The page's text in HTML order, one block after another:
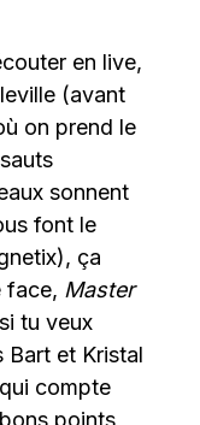
en live,
(avant
on prend le
sonnent
font le
ça
face, Master
tu veux
et Kristal
compte
points,